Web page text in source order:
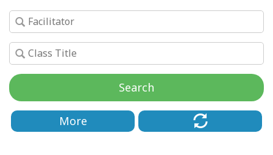
Регионы
Классы
Фасилитаторы
Shop
Search
More